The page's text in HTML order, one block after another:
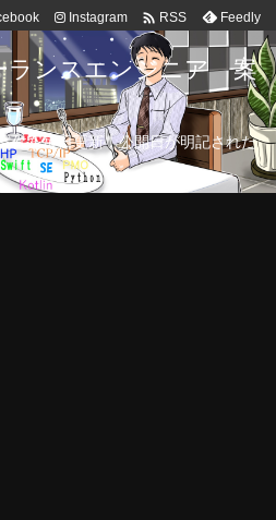
Instagram  RSS Feedly
ランスエンジニア 案
件を毎日更新！公開日が明記された